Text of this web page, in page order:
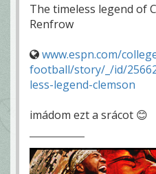
The timeless legend of
Renfrow
www.espn.com/
football/story/_/id/
less-legend-clemson
imádom ezt a srácot 😊